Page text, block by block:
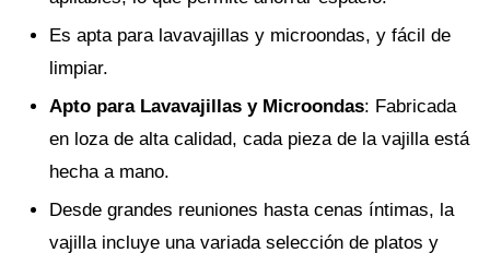
Es apta para lavavajillas y microondas, y fácil de
limpiar.
Apto para Lavavajillas y Microondas: Fabricada
en loza de alta calidad, cada pieza de la vajilla está
hecha a mano.
Desde grandes reuniones hasta cenas íntimas, la
vajilla incluye una variada selección de platos y